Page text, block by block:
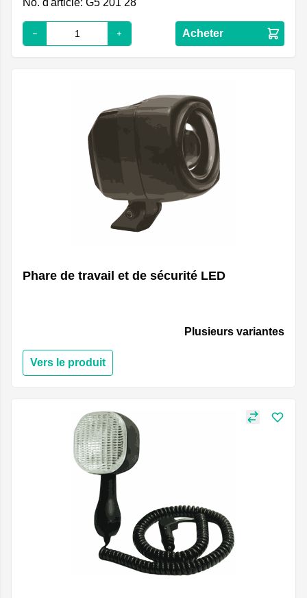
Acheter
Phare de travail et de sécurité LED
Plusieurs variantes
Vers le produit